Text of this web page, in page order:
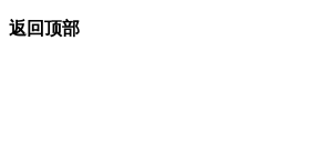
返回顶部